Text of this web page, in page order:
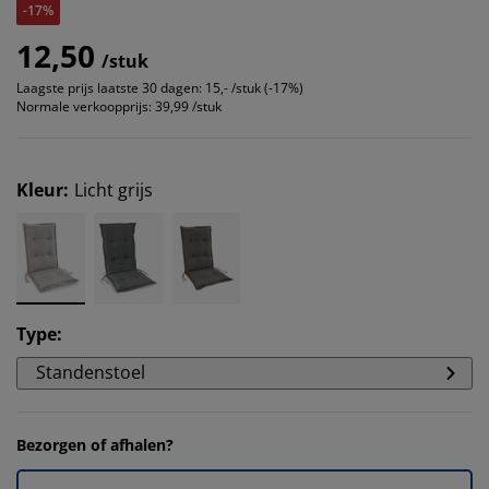
-17%
12,50 /stuk
Laagste prijs laatste 30 dagen: 15,- /stuk (-17%)
Normale verkoopprijs: 39,99 /stuk
Kleur: Licht grijs
Type:
Standenstoel
Bezorgen of afhalen?